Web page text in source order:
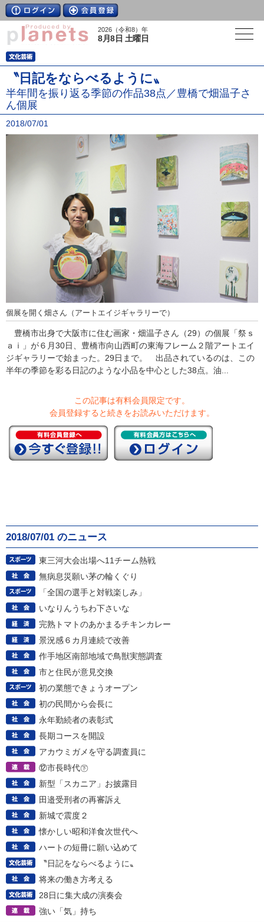
2026（令和8）年
8月8日 土曜日
〝日記をならべるように〟
半年間を振り返る季節の作品38点／豊橋で畑温子さ
ん個展
2018/07/01
個展を開く畑さん（アートエイジギャラリーで）
豊橋市出身で大阪市に住む画家・畑温子さん（29）の個展「祭ｓ
ａｉ」が６月30日、豊橋市向山西町の東海フレーム２階アートエイ
ジギャラリーで始まった。29日まで。 出品されているのは、この
半年の季節を彩る日記のような小品を中心とした38点。油...
この記事は有料会員限定です。
会員登録すると続きをお読みいただけます。
2018/07/01 のニュース
東三河大会出場へ11チーム熱戦
無病息災願い茅の輪くぐり
「全国の選手と対戦楽しみ」
いなりんうちわ下さいな
完熟トマトのあかまるチキンカレー
景況感６カ月連続で改善
作手地区南部地域で鳥獣実態調査
市と住民が意見交換
初の業態できょうオープン
初の民間から会長に
永年勤続者の表彰式
長期コースを開設
アカウミガメを守る調査員に
⑫市長時代㊦
新型「スカニア」お披露目
田邉受刑者の再審訴え
新城で震度２
懐かしい昭和洋食次世代へ
ハートの短冊に願い込めて
〝日記をならべるように〟
将来の働き方考える
28日に集大成の演奏会
強い「気」持ち